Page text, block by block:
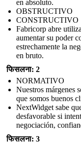
en absoluto.
OBSTRUCTIVO
CONSTRUCTIVO
Fabricorp abre
aumentar su poder
estrechamente la
en bruto.
फिसलना: 2
NORMATIVO
Nuestros márgenes
que somos buenos
NextWidget sabe
desfavorable si
negociación,
फिसलना: 3